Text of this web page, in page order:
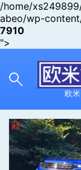
/home/
abeo/wp-
7910
">
欧